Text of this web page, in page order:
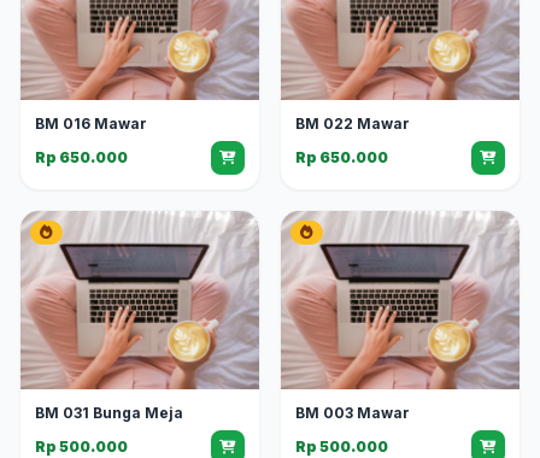
BM 016 Mawar
Rp 650.000
BM 022 Mawar
Rp 650.000
BM 031 Bunga Meja
Rp 500.000
BM 003 Mawar
Rp 500.000